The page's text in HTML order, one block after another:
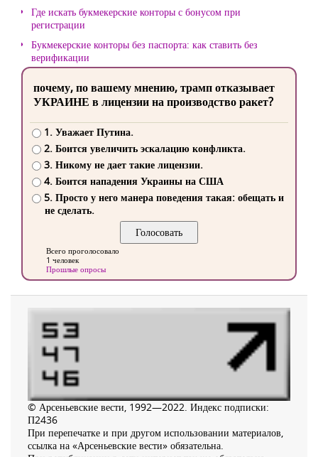
Где искать букмекерские конторы с бонусом при
регистрации
Букмекерские конторы без паспорта: как ставить без
верификации
почему, по вашему мнению, трамп отказывает
УКРАИНЕ в лицензии на производство ракет?
1. Уважает Путина.
2. Боится увеличить эскалацию конфликта.
3. Никому не дает такие лицензии.
4. Боится нападения Украины на США
5. Просто у него манера поведения такая: обещать и
не сделать.
Всего проголосовало
1 человек
Прошлые опросы
© Арсеньевские вести, 1992—2022. Индекс подписки:
П2436
При перепечатке и при другом использовании материалов,
ссылка на «Арсеньевские вести» обязательна.